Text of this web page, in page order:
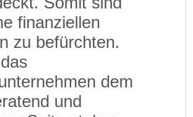
finanziellen
zu befürchten.
dem
und